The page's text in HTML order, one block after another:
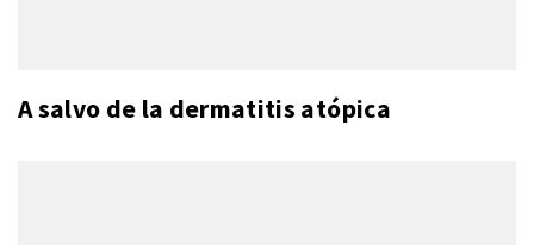
A salvo de la dermatitis atópica